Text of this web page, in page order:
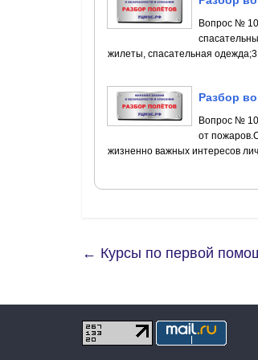
Вопрос №
жилеты, спасательная
Разбор
Вопрос №
от
жизненно важных интересов
← Курсы по первой